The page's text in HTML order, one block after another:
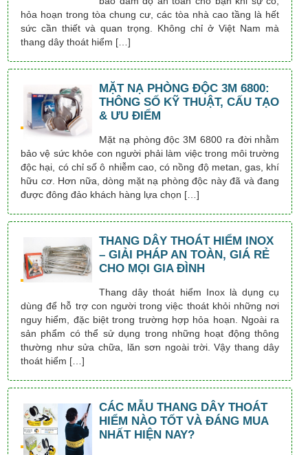
hỏa hoạn trong tòa chung cư, các tòa nhà cao tầng là hết
sức cần thiết và quan trọng. Không chỉ ở Việt Nam mà
thang dây thoát hiểm […]
MẶT NẠ PHÒNG ĐỘC 3M 6800:
THÔNG SỐ KỸ THUẬT, CẤU TẠO
& ƯU ĐIỂM
Mặt nạ phòng độc 3M 6800 ra đời nhằm
bảo vệ sức khỏe con người phải làm việc trong môi trường
độc hại, có chỉ số ô nhiễm cao, có nồng độ metan, gas, khí
hữu cơ. Hơn nữa, dòng mặt nạ phòng độc này đã và đang
được đông đảo khách hàng lựa chọn […]
THANG DÂY THOÁT HIỂM INOX
– GIẢI PHÁP AN TOÀN, GIÁ RẺ
CHO MỌI GIA ĐÌNH
Thang dây thoát hiểm Inox là dụng cụ
dùng để hỗ trợ con người trong việc thoát khỏi những nơi
nguy hiểm, đặc biệt trong trường hợp hỏa hoạn. Ngoài ra
sản phẩm có thể sử dụng trong những hoạt động thông
thường như sửa chữa, lăn sơn ngoài trời. Vậy thang dây
thoát hiểm […]
CÁC MẪU THANG DÂY THOÁT
HIỂM NÀO TỐT VÀ ĐÁNG MUA
NHẤT HIỆN NAY?